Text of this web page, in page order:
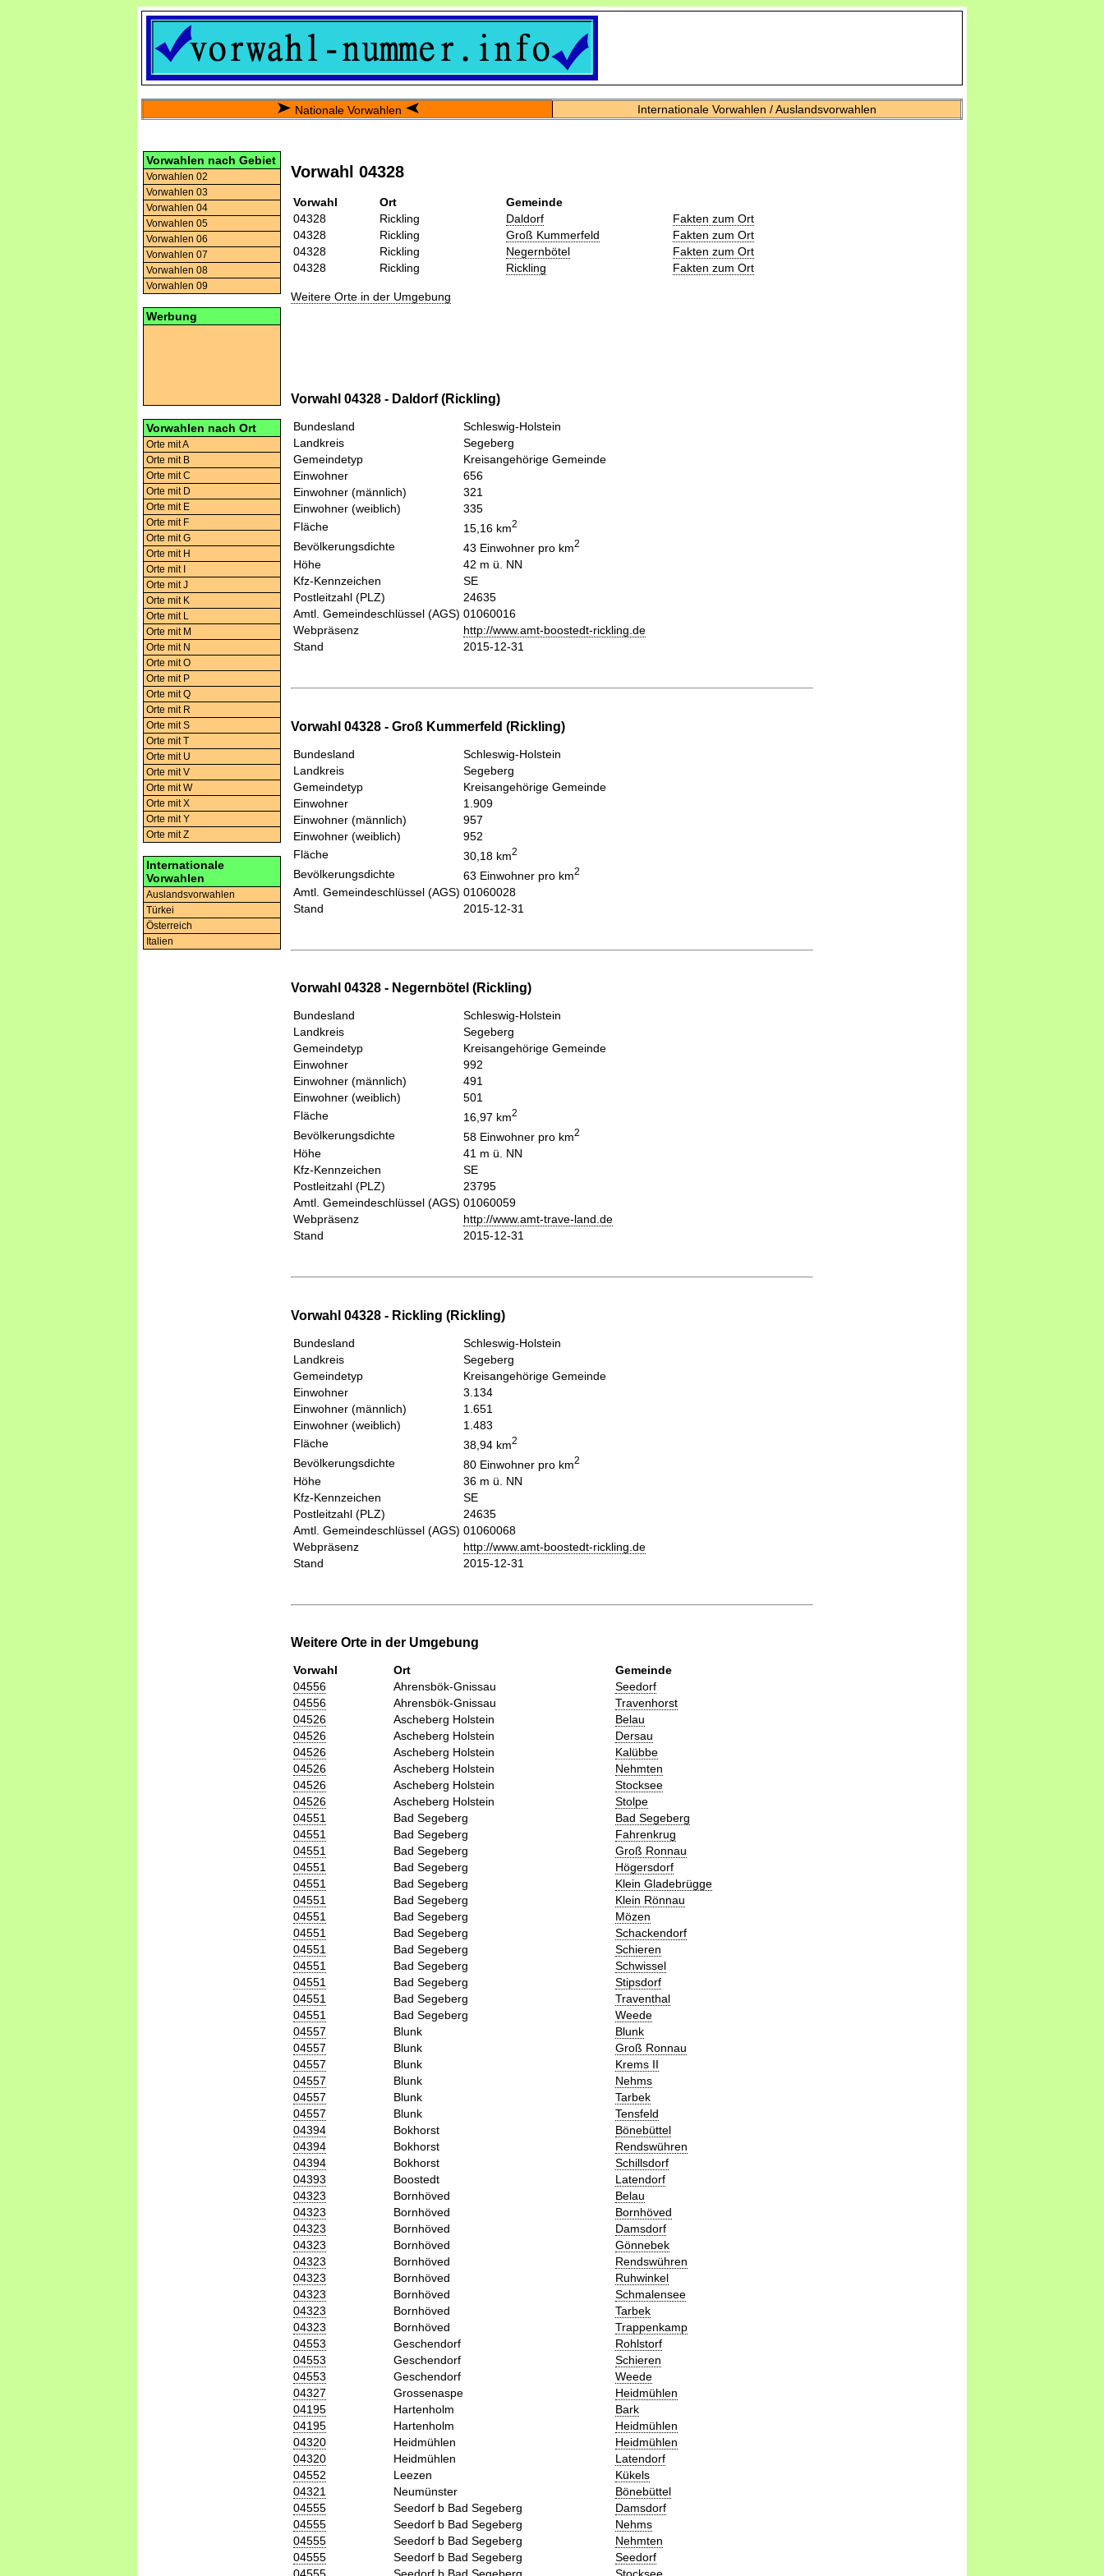
Nationale Vorwahlen Internationale Vorwahlen / Auslandsvorwahlen
Vorwahlen nach Gebiet
Vorwahlen 02
Vorwahlen 03
Vorwahlen 04
Vorwahlen 05
Vorwahlen 06
Vorwahlen 07
Vorwahlen 08
Vorwahlen 09
Werbung
Vorwahlen nach Ort
Orte mit A
Orte mit B
Orte mit C
Orte mit D
Orte mit E
Orte mit F
Orte mit G
Orte mit H
Orte mit I
Orte mit J
Orte mit K
Orte mit L
Orte mit M
Orte mit N
Orte mit O
Orte mit P
Orte mit Q
Orte mit R
Orte mit S
Orte mit T
Orte mit U
Orte mit V
Orte mit W
Orte mit X
Orte mit Y
Orte mit Z
Internationale
Vorwahlen
Auslandsvorwahlen
Türkei
Österreich
Italien
Vorwahl 04328
Vorwahl Ort
Gemeinde
04328
Rickling Daldorf
Fakten zum Ort
04328
Rickling Groß Kummerfeld
Fakten zum Ort
04328
Rickling Negernbötel
Fakten zum Ort
04328
Rickling Rickling Fakten zum Ort
Weitere Orte in der Umgebung
Vorwahl 04328 - Daldorf (Rickling)
Bundesland
Schleswig-Holstein
Landkreis
Segeberg
Gemeindetyp
Kreisangehörige Gemeinde
Einwohner
656
Einwohner (männlich)
321
Einwohner (weiblich)
335
Fläche
15,16 km2
Bevölkerungsdichte 43 Einwohner pro km2
Höhe
42 m ü. NN
Kfz-Kennzeichen
SE
Postleitzahl (PLZ)
24635
Amtl. Gemeindeschlüssel (AGS) 01060016
Webpräsenz
http://www.amt-boostedt-rickling.de
Stand
2015-12-31
Vorwahl 04328 - Groß Kummerfeld (Rickling)
Bundesland
Schleswig-Holstein
Landkreis
Segeberg
Gemeindetyp
Kreisangehörige Gemeinde
Einwohner
1.909
Einwohner (männlich)
957
Einwohner (weiblich)
952
Fläche
30,18 km2
Bevölkerungsdichte 63 Einwohner pro km2
Amtl. Gemeindeschlüssel (AGS) 01060028
Stand
2015-12-31
Vorwahl 04328 - Negernbötel (Rickling)
Bundesland
Schleswig-Holstein
Landkreis
Segeberg
Gemeindetyp
Kreisangehörige Gemeinde
Einwohner
992
Einwohner (männlich)
491
Einwohner (weiblich)
501
Fläche
16,97 km2
Bevölkerungsdichte 58 Einwohner pro km2
Höhe
41 m ü. NN
Kfz-Kennzeichen
SE
Postleitzahl (PLZ)
23795
Amtl. Gemeindeschlüssel (AGS) 01060059
Webpräsenz
http://www.amt-trave-land.de
Stand
2015-12-31
Vorwahl 04328 - Rickling (Rickling)
Bundesland
Schleswig-Holstein
Landkreis
Segeberg
Gemeindetyp
Kreisangehörige Gemeinde
Einwohner
3.134
Einwohner (männlich)
1.651
Einwohner (weiblich)
1.483
Fläche
38,94 km2
Bevölkerungsdichte 80 Einwohner pro km2
Höhe
36 m ü. NN
Kfz-Kennzeichen
SE
Postleitzahl (PLZ)
24635
Amtl. Gemeindeschlüssel (AGS) 01060068
Webpräsenz
http://www.amt-boostedt-rickling.de
Stand
2015-12-31
Weitere Orte in der Umgebung
Vorwahl Ort
Gemeinde
04556
Ahrensbök-Gnissau
Seedorf
04556
Ahrensbök-Gnissau
Travenhorst
04526
Ascheberg Holstein
Belau
04526
Ascheberg Holstein
Dersau
04526
Ascheberg Holstein
Kalübbe
04526
Ascheberg Holstein
Nehmten
04526
Ascheberg Holstein
Stocksee
04526
Ascheberg Holstein
Stolpe
04551
Bad Segeberg
Bad Segeberg
04551
Bad Segeberg
Fahrenkrug
04551
Bad Segeberg
Groß Ronnau
04551
Bad Segeberg
Högersdorf
04551
Bad Segeberg
Klein Gladebrügge
04551
Bad Segeberg
Klein Rönnau
04551
Bad Segeberg
Mözen
04551
Bad Segeberg
Schackendorf
04551
Bad Segeberg
Schieren
04551
Bad Segeberg
Schwissel
04551
Bad Segeberg
Stipsdorf
04551
Bad Segeberg
Traventhal
04551
Bad Segeberg
Weede
04557
Blunk
Blunk
04557
Blunk
Groß Ronnau
04557
Blunk
Krems II
04557
Blunk
Nehms
04557
Blunk
Tarbek
04557
Blunk
Tensfeld
04394
Bokhorst
Bönebüttel
04394
Bokhorst
Rendswühren
04394
Bokhorst
Schillsdorf
04393
Boostedt
Latendorf
04323
Bornhöved
Belau
04323
Bornhöved
Bornhöved
04323
Bornhöved
Damsdorf
04323
Bornhöved
Gönnebek
04323
Bornhöved
Rendswühren
04323
Bornhöved
Ruhwinkel
04323
Bornhöved
Schmalensee
04323
Bornhöved
Tarbek
04323
Bornhöved
Trappenkamp
04553
Geschendorf
Rohlstorf
04553
Geschendorf
Schieren
04553
Geschendorf
Weede
04327
Grossenaspe
Heidmühlen
04195
Hartenholm
Bark
04195
Hartenholm
Heidmühlen
04320
Heidmühlen
Heidmühlen
04320
Heidmühlen
Latendorf
04552
Leezen
Kükels
04321
Neumünster
Bönebüttel
04555
Seedorf b Bad Segeberg
Damsdorf
04555
Seedorf b Bad Segeberg
Nehms
04555
Seedorf b Bad Segeberg
Nehmten
04555
Seedorf b Bad Segeberg
Seedorf